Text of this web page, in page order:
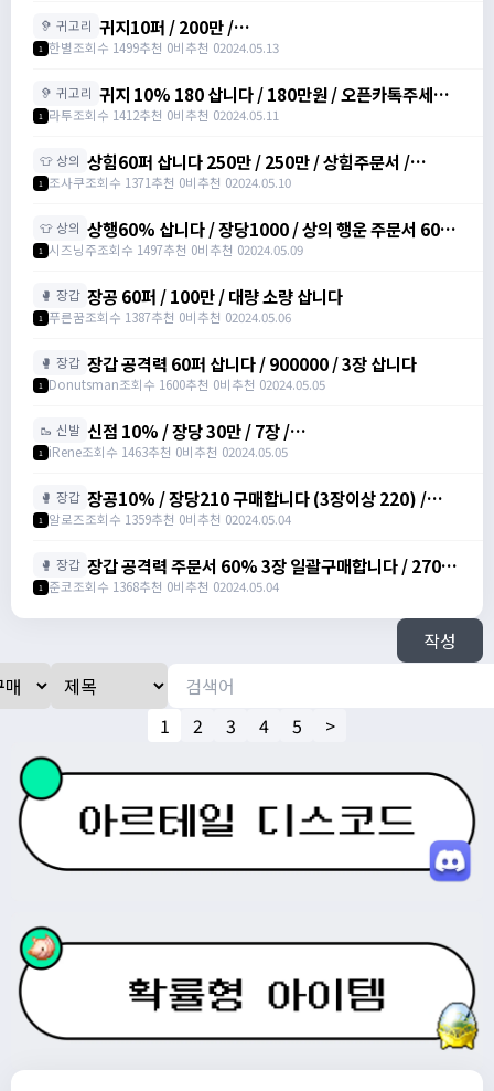
🦻 귀고리 귀지10퍼 / 200만 /
https://open.kakao.com/o/s94ohsrg
1 한별조회수 1499추천 0비추천 02024.05.13
🦻 귀고리 귀지 10% 180 삽니다 / 180만원 / 오픈카톡주세요 /
오픈카톡주세요
1 라투조회수 1412추천 0비추천 02024.05.11
👕 상의 상힘60퍼 삽니다 250만 / 250만 / 상힘주문서 /
https://open.kakao.com/o/slxO2VTf
1 조사쿠조회수 1371추천 0비추천 02024.05.10
👕 상의 상행60% 삽니다 / 장당1000 / 상의 행운 주문서 60%
/ https://open.kakao.com/o/sv6PwPeg
1 시즈닝주조회수 1497추천 0비추천 02024.05.09
🥊 장갑 장공 60퍼 / 100만 / 대량 소량 삽니다
1 푸른꿈조회수 1387추천 0비추천 02024.05.06
🥊 장갑 장갑 공격력 60퍼 삽니다 / 900000 / 3장 삽니다
1 Donutsman조회수 1600추천 0비추천 02024.05.05
🥾 신발 신점 10% / 장당 30만 / 7장 /
https://open.kakao.com/o/sIu3Itmg
1 iRene조회수 1463추천 0비추천 02024.05.05
🥊 장갑 장공10% / 장당210 구매합니다 (3장이상 220) /
https://open.kakao.com/o/sfs5MN7f
1 알로즈조회수 1359추천 0비추천 02024.05.04
🥊 장갑 장갑 공격력 주문서 60% 3장 일괄구매합니다 / 270마
넌 / https://open.kakao.com/o/sNHIE1Gd
1 준코조회수 1368추천 0비추천 02024.05.04
작성
1 2 3 4 5 >